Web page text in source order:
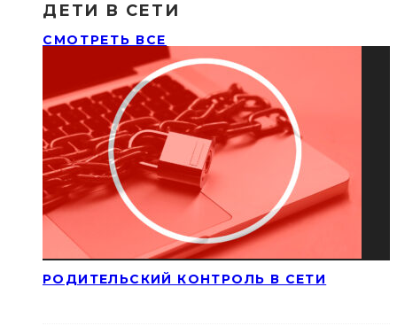
ДЕТИ В СЕТИ
СМОТРЕТЬ ВСЕ
РОДИТЕЛЬСКИЙ КОНТРОЛЬ В СЕТИ